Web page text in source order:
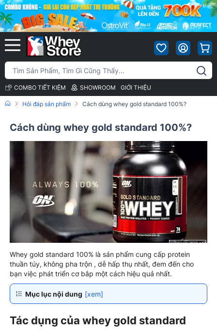
COMBO TIẾT KIỆM SHOWROOM GIỚI THIỆU
Hỏi đáp sản phẩm Cách dùng whey gold standard 100%?
Cách dùng whey gold standard 100%?
Whey gold standard 100% là sản phẩm cung cấp protein
thuần túy, không pha trộn , dễ hấp thụ nhất, đem đến cho
bạn việc phát triển cơ bắp một cách hiệu quả nhất.
Mục lục nội dung [xem]
Tác dụng của whey gold standard